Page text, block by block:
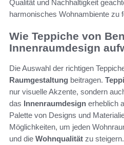
Qualität und Nachhaltigkeit
harmonisches Wohnambiente zu
Wie Teppiche von
Innenraumdesign
Die Auswahl der richtigen
Raumgestaltung beitragen.
nur visuelle Akzente, sondern
das Innenraumdesign erheblich
Palette von Designs und
Möglichkeiten, um jeden
und die Wohnqualität zu steigern.